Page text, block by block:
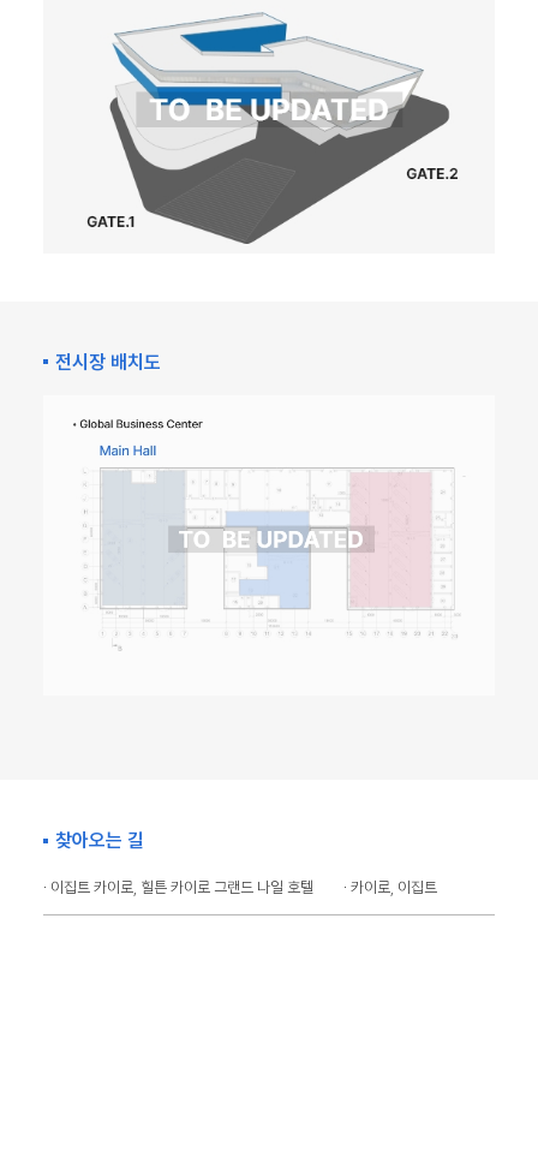
전시장 배치도
찾아오는 길
· 이집트 카이로, 힐튼 카이로 그랜드 나일 호텔 · 카이로, 이집트